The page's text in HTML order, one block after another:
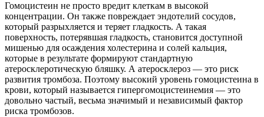
Гомоцистеин не просто вредит клеткам в высокой
концентрации. Он также повреждает эндотелий сосудов,
который разрыхляется и теряет гладкость. А такая
поверхность, потерявшая гладкость, становится доступной
мишенью для осаждения холестерина и солей кальция,
которые в результате формируют стандартную
атеросклеротическую бляшку. А атеросклероз — это риск
развития тромбоза. Поэтому высокий уровень гомоцистеина в
крови, который называется гипергомоцистеинемия — это
довольно частый, весьма значимый и независимый фактор
риска тромбозов.